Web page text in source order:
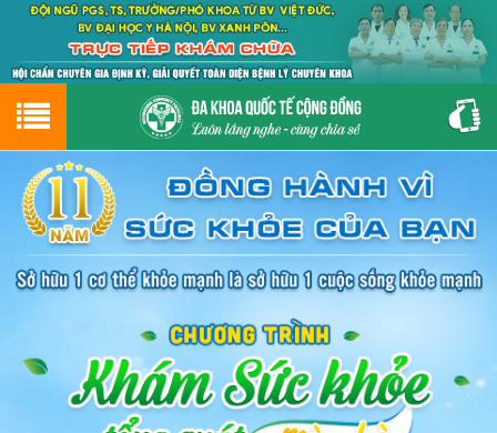
Hotline0243.9656.999tư vấn miễn phí
GIỚI THIỆU
GIỚI THIỆU VỀ PHÒNG KHÁM
CƠ SỞ VẬT CHẤT
ĐẶT HẸN LỊCH KHÁM
ĐƯỜNG TỚI PHÒNG KHÁM
PHỤ KHOA